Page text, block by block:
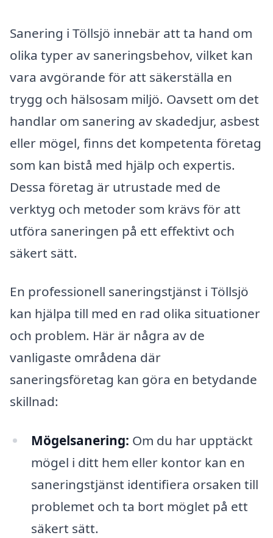
Sanering i Töllsjö innebär att ta hand om
olika typer av saneringsbehov, vilket kan
vara avgörande för att säkerställa en
trygg och hälsosam miljö. Oavsett om det
handlar om sanering av skadedjur, asbest
eller mögel, finns det kompetenta företag
som kan bistå med hjälp och expertis.
Dessa företag är utrustade med de
verktyg och metoder som krävs för att
utföra saneringen på ett effektivt och
säkert sätt.
En professionell saneringstjänst i Töllsjö
kan hjälpa till med en rad olika situationer
och problem. Här är några av de
vanligaste områdena där
saneringsföretag kan göra en betydande
skillnad:
Mögelsanering: Om du har upptäckt
mögel i ditt hem eller kontor kan en
saneringstjänst identifiera orsaken till
problemet och ta bort möglet på ett
säkert sätt.